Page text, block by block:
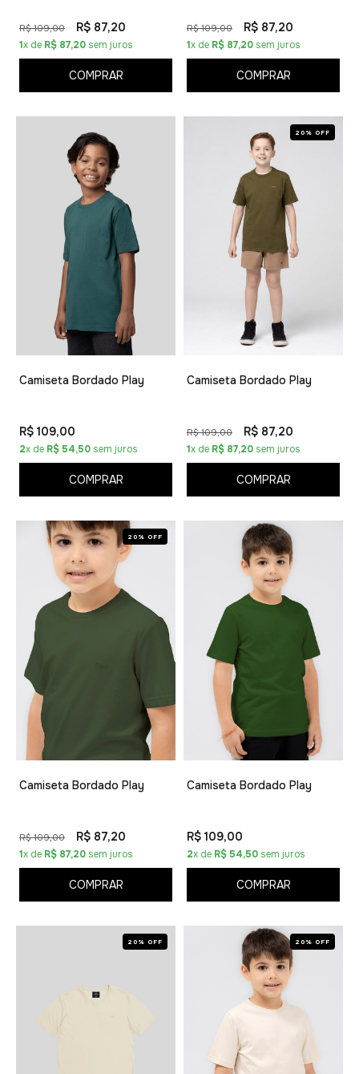
R$ 109,00 R$ 87,20
1x de R$ 87,20 sem juros
COMPRAR
R$ 109,00 R$ 87,20
1x de R$ 87,20 sem juros
COMPRAR
Camiseta Bordado Play
R$ 109,00
2x de R$ 54,50 sem juros
COMPRAR
20% OFF
Camiseta Bordado Play
R$ 109,00 R$ 87,20
1x de R$ 87,20 sem juros
COMPRAR
20% OFF
Camiseta Bordado Play
R$ 109,00 R$ 87,20
1x de R$ 87,20 sem juros
COMPRAR
Camiseta Bordado Play
R$ 109,00
2x de R$ 54,50 sem juros
COMPRAR
20% OFF 20% OFF